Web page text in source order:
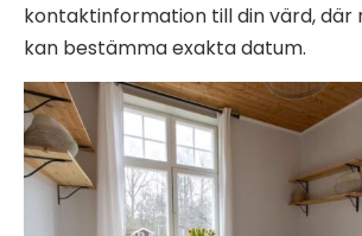
kontaktinformation till din värd, där
kan bestämma exakta datum.